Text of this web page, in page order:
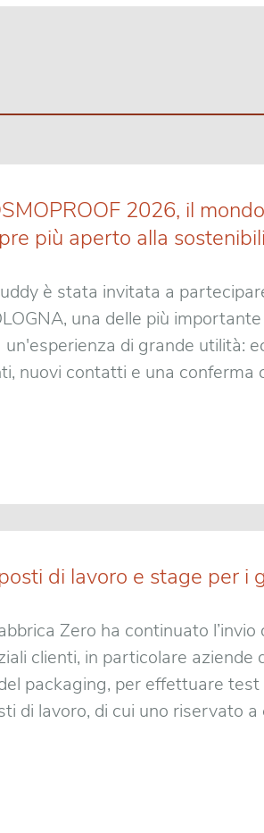
2026, il
più aperto alla
è stata invitata a
una delle più
un'esperienza di grande utilità:
nuovi contatti e una conferma
di lavoro e stage per i
Zero ha continuato
clienti, in particolare aziende
packaging, per effettuare
di lavoro, di cui uno riservato a